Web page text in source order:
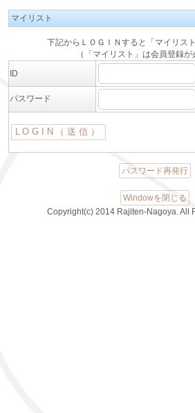
マイリスト
下記からＬＯＧＩＮすると「マイリス
（「マイリスト」は会員登録が
ID
パスワード
パスワード再発行
Windowを閉じる
Copyright(c) 2014 Rajiten-Nagoya. All